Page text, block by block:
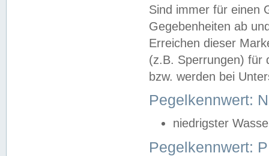
Sind immer für einen
Gegebenheiten ab
Erreichen dieser
(z.B. Sperrungen) für
bzw. werden bei
Pegelkennwert:
niedrigster
Pegelkennwert: